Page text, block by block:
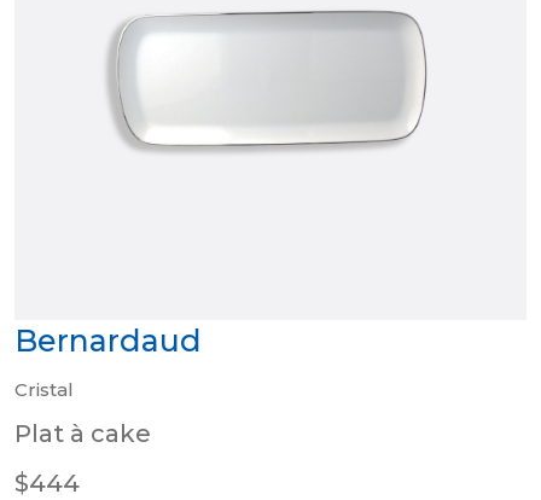
Bernardaud
Cristal
Plat à cake
$444